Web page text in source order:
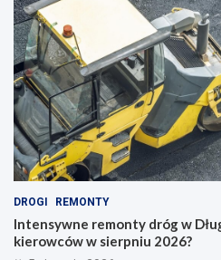
DROGI REMONTY
Intensywne remonty dróg w
kierowców w sierpniu 2026?